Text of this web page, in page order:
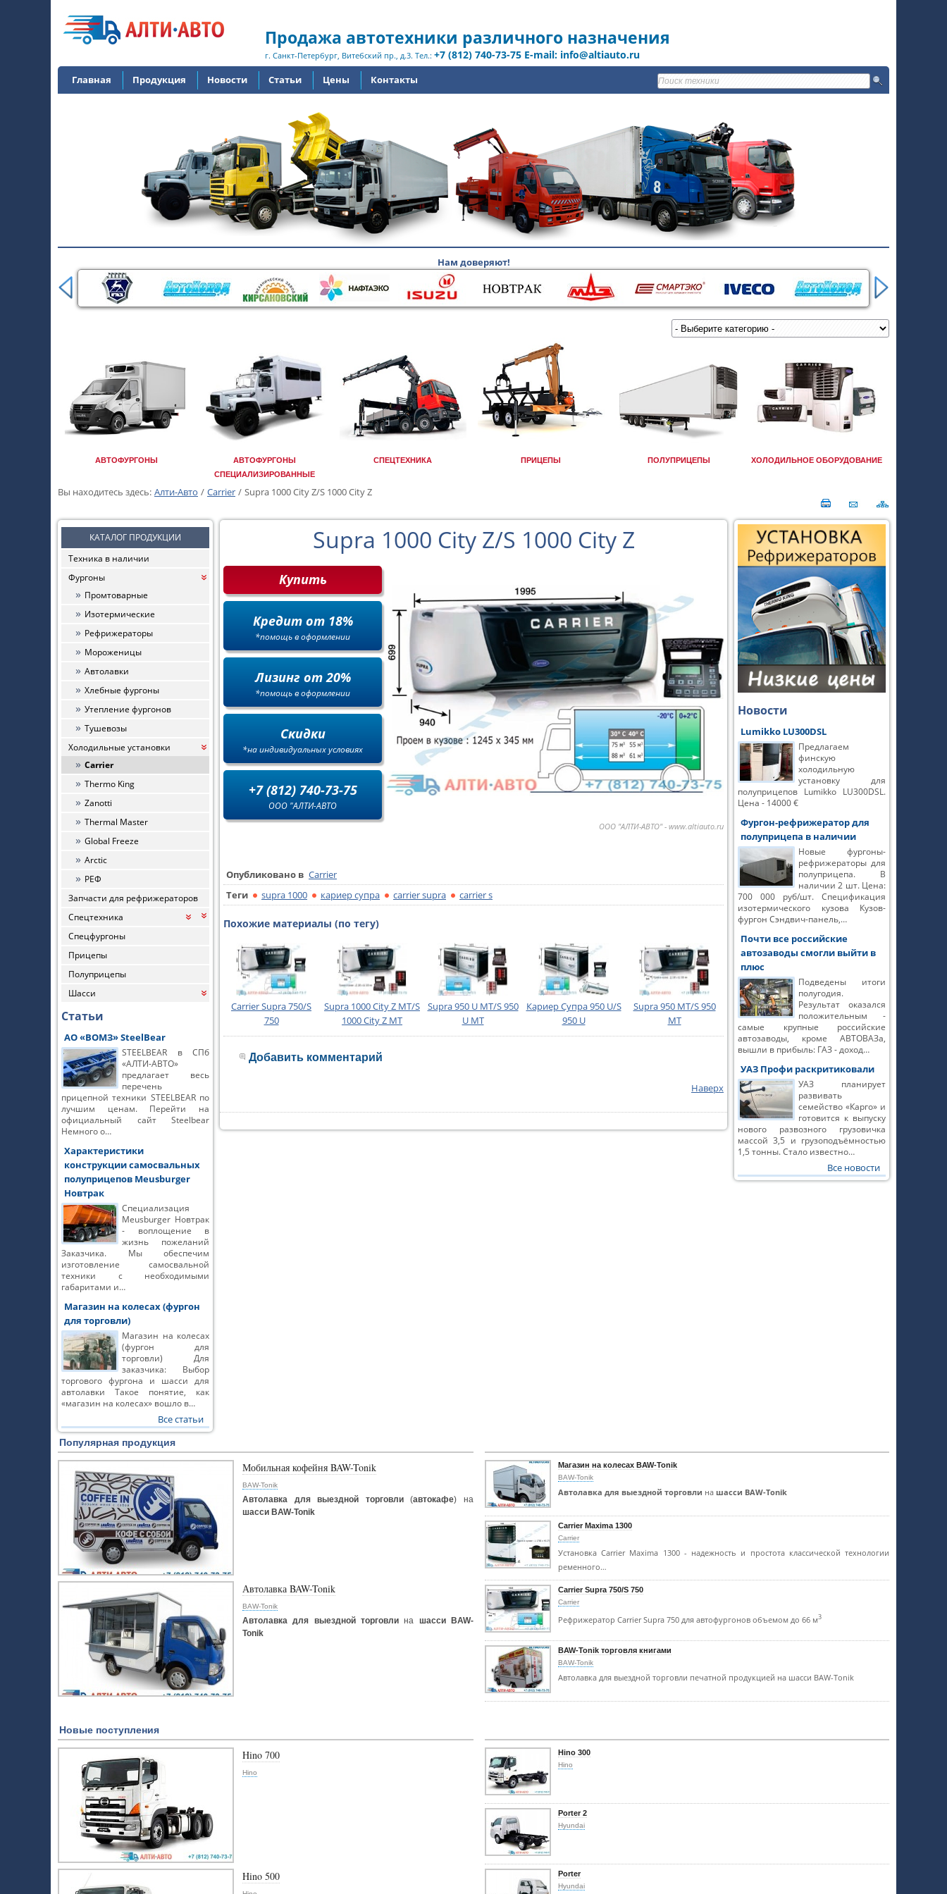
Продажа автотехники различного назначения
г. Санкт-Петербург, Витебский пр., д.3. Тел.: +7 (812) 740-73-75 E-mail: info@altiauto.ru
Главная Продукция Новости Статьи Цены Контакты
Нам доверяют!
АВТОФУРГОНЫ
АВТОФУРГОНЫ
СПЕЦИАЛИЗИРОВАННЫЕ
СПЕЦТЕХНИКА ПРИЦЕПЫ ПОЛУПРИЦЕПЫ ХОЛОДИЛЬНОЕ ОБОРУДОВАНИЕ
Вы находитесь здесь: Алти-Авто / Carrier / Supra 1000 City Z/S 1000 City Z
КАТАЛОГ ПРОДУКЦИИ
Техника в наличии
Фургоны
«
Промтоварные
Изотермические
Рефрижераторы
Мороженицы
Автолавки
Хлебные фургоны
Утепление фургонов
Тушевозы
Холодильные установки
«
Carrier
Thermo King
Zanotti
Thermal Master
Global Freeze
Arctic
РЕФ
Запчасти для рефрижераторов
«
Спецтехника «
Спецфургоны
Прицепы
Полуприцепы
Шасси
«
Статьи
АО «ВОМЗ» SteelBear
STEELBEAR в СПб
«АЛТИ-АВТО»
предлагает весь
перечень
прицепной техники STEELBEAR по
лучшим ценам. Перейти на
официальный сайт Steelbear
Немного о…
Характеристики
конструкции самосвальных
полуприцепов Meusburger
Новтрак
Специализация
Meusburger Новтрак
- воплощение в
жизнь пожеланий
Заказчика. Мы обеспечим
изготовление самосвальной
техники с необходимыми
габаритами и…
Магазин на колесах (фургон
для торговли)
Магазин на колесах
(фургон для
торговли) Для
заказчика: Выбор
торгового фургона и шасси для
автолавки Такое понятие, как
«магазин на колесах» вошло в…
Все статьи
Supra 1000 City Z/S 1000 City Z
Купить
Кредит от 18%
*помощь в оформлении
Лизинг от 20%
*помощь в оформлении
Скидки
*на индивидуальных условиях
+7 (812) 740-73-75
ООО "АЛТИ-АВТО
ООО "АЛТИ-АВТО" - www.altiauto.ru
Опубликовано в Carrier
Теги
supra 1000 кариер супра carrier supra carrier s
Похожие материалы (по тегу)
Carrier Supra 750/S
750
Supra 1000 City Z MT/S
1000 City Z MT
Supra 950 U MT/S 950
U MT
Кариер Супра 950 U/S
950 U
Supra 950 MT/S 950
MT
Добавить комментарий
Наверх
Новости
Lumikko LU300DSL
Предлагаем
финскую
холодильную
установку для
полуприцепов Lumikko LU300DSL.
Цена - 14000 €
Фургон-рефрижератор для
полуприцепа в наличии
Новые фургоны-
рефрижераторы для
полуприцепа. В
наличии 2 шт. Цена:
700 000 руб/шт. Спецификация
изотермического кузова Кузов-
фургон Сэндвич-панель,…
Почти все российские
автозаводы смогли выйти в
плюс
Подведены итоги
полугодия.
Результат оказался
положительным -
самые крупные российские
автозаводы, кроме АВТОВАЗа,
вышли в прибыль: ГАЗ - доход…
УАЗ Профи раскритиковали
УАЗ планирует
развивать
семейство «Карго» и
готовится к выпуску
нового развозного грузовичка
массой 3,5 и грузоподъёмностью
1,5 тонны. Стало известно…
Все новости
Популярная продукция
Мобильная кофейня BAW-Tonik
BAW-Tonik
Автолавка для выездной торговли(автокафе) на
шасси BAW-Tonik
Автолавка BAW-Tonik
BAW-Tonik
Автолавка для выездной торговли на шасси BAW-
Tonik
Магазин на колесах BAW-Tonik
BAW-Tonik
Автолавка для выездной торговли на шасси BAW-Tonik
Carrier Maxima 1300
Carrier
Установка Carrier Maxima 1300 - надежность и простота классической технологии
ременного…
Carrier Supra 750/S 750
Carrier
Рефрижератор Carrier Supra 750 для автофургонов объемом до 66 м3
BAW-Tonik торговля книгами
BAW-Tonik
Автолавка для выездной торговли печатной продукцией на шасси BAW-Tonik
Новые поступления
Hino 700
Hino
Hino 500
Hino 300
Hino
Porter 2
Hyundai
Porter
Hyundai